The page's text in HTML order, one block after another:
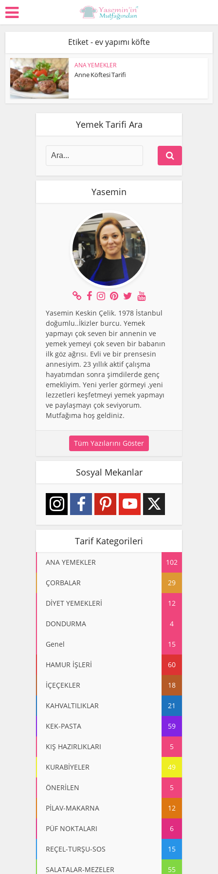
Etiket - ev yapımı köfte
ANA YEMEKLER
Anne Köftesi Tarifi
Yemek Tarifi Ara
Yasemin
Yasemin Keskin Çelik. 1978 İstanbul
doğumlu..İkizler burcu. Yemek
yapmayı çok seven bir annenin ve
yemek yemeyi çok seven bir babanın
ilk göz ağrısı. Evli ve bir prensesin
annesiyim. 23 yıllık aktif çalışma
hayatımdan sonra şimdilerde genç
emekliyim. Yeni yerler görmeyi ,yeni
lezzetleri keşfetmeyi yemek yapmayı
ve paylaşmayı çok seviyorum.
Mutfağıma hoş geldiniz.
Tüm Yazılarını Göster
Sosyal Mekanlar
Tarif Kategorileri
ANA YEMEKLER 102
ÇORBALAR 29
DİYET YEMEKLERİ 12
DONDURMA 4
Genel 15
HAMUR İŞLERİ 60
İÇEÇEKLER 18
KAHVALTILIKLAR 21
KEK-PASTA 59
KIŞ HAZIRLIKLARI 5
KURABİYELER 49
ÖNERİLEN 5
PİLAV-MAKARNA 12
PÜF NOKTALARI 6
REÇEL-TURŞU-SOS 15
SALATALAR-MEZELER 55